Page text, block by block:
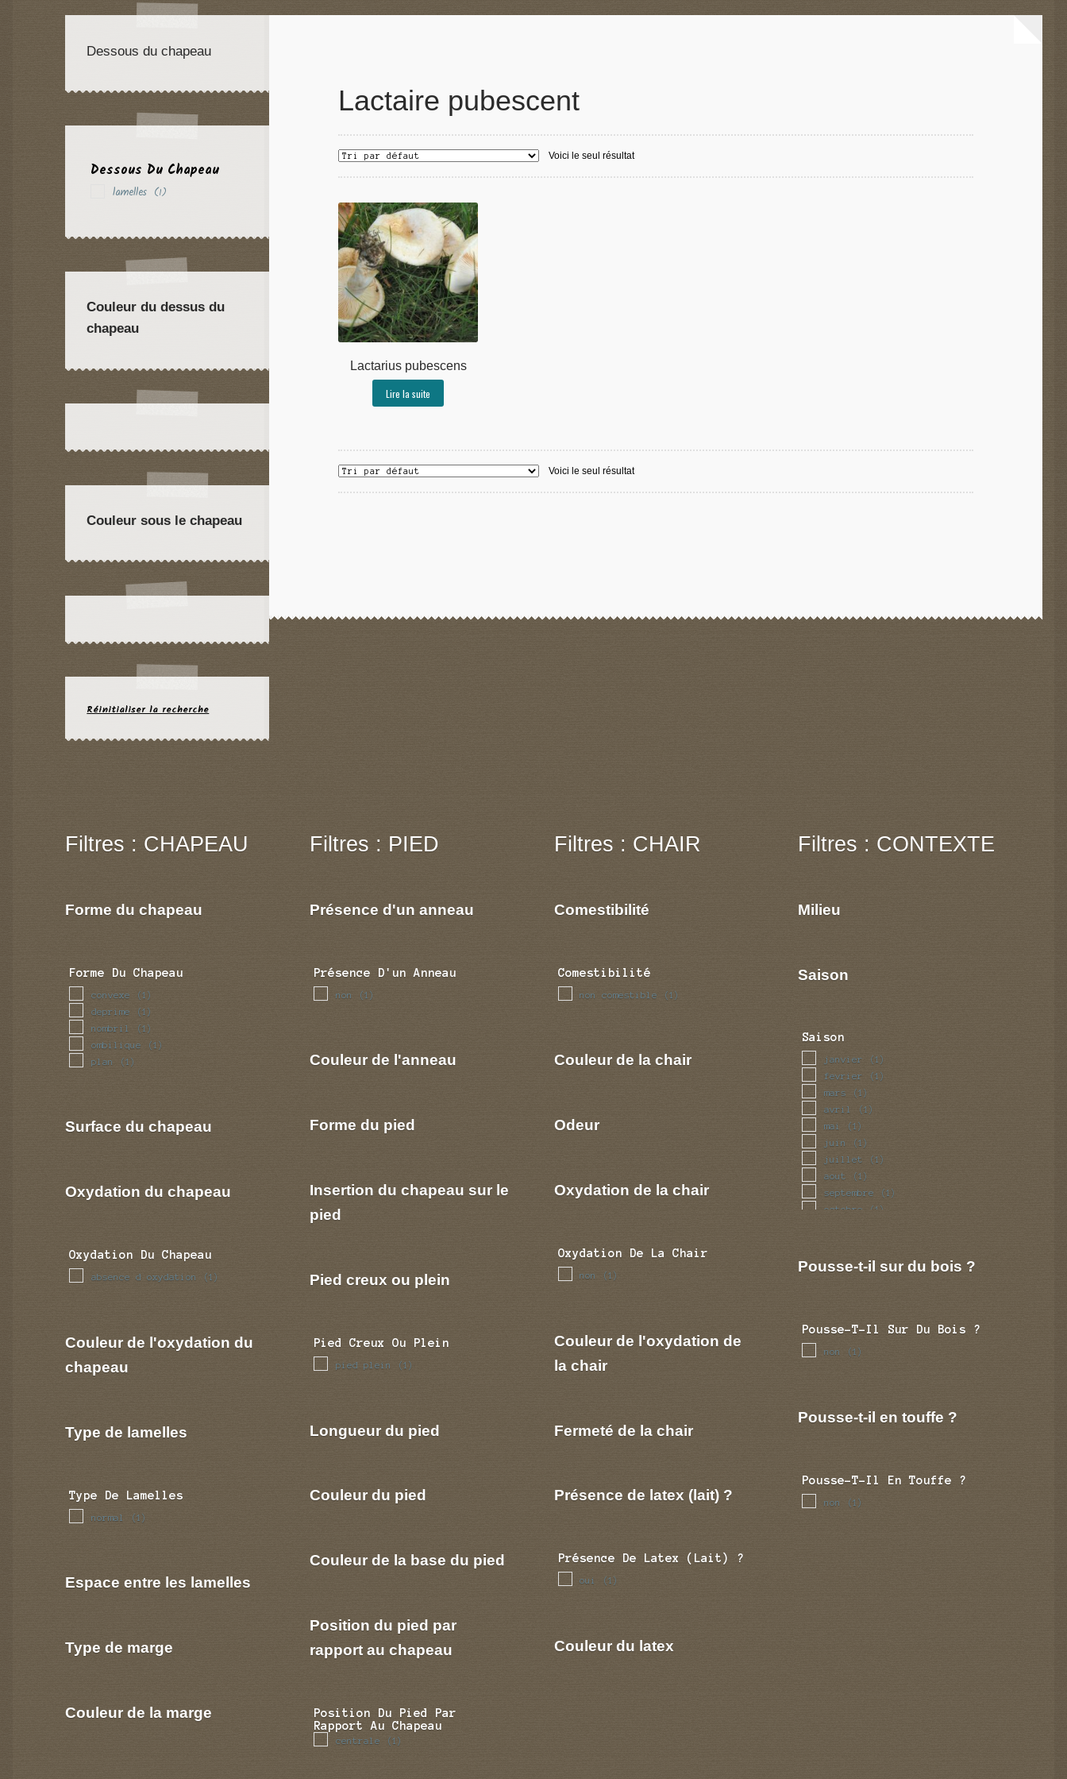
Lactaire pubescent
Voici le seul résultat
Lactarius pubescens
Lire la suite
Voici le seul résultat
Dessous du chapeau
Dessous Du Chapeau
lamelles (1)
Couleur du dessus du
chapeau
Couleur sous le chapeau
Réinitialiser la recherche
Filtres : CHAPEAU
Forme du chapeau
Forme Du Chapeau
convexe (1)
deprime (1)
nombril (1)
ombilique (1)
plan (1)
Surface du chapeau
Oxydation du chapeau
Oxydation Du Chapeau
absence d oxydation (1)
Couleur de l'oxydation du
chapeau
Type de lamelles
Type De Lamelles
normal (1)
Espace entre les lamelles
Type de marge
Couleur de la marge
Filtres : PIED
Présence d'un anneau
Présence D'un Anneau
non (1)
Couleur de l'anneau
Forme du pied
Insertion du chapeau sur le
pied
Pied creux ou plein
Pied Creux Ou Plein
pied plein (1)
Longueur du pied
Couleur du pied
Couleur de la base du pied
Position du pied par
rapport au chapeau
Position Du Pied Par
Rapport Au Chapeau
centrale (1)
Filtres : CHAIR
Comestibilité
Comestibilité
non comestible (1)
Couleur de la chair
Odeur
Oxydation de la chair
Oxydation De La Chair
non (1)
Couleur de l'oxydation de
la chair
Fermeté de la chair
Présence de latex (lait) ?
Présence De Latex (lait) ?
oui (1)
Couleur du latex
Filtres : CONTEXTE
Milieu
Saison
Saison
janvier (1)
fevrier (1)
mars (1)
avril (1)
mai (1)
juin (1)
juillet (1)
aout (1)
septembre (1)
octobre (1)
Pousse-t-il sur du bois ?
Pousse-T-Il Sur Du Bois ?
non (1)
Pousse-t-il en touffe ?
Pousse-T-Il En Touffe ?
non (1)